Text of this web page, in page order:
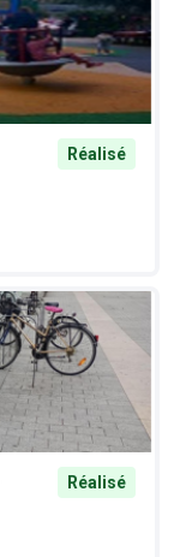
Réalisé
Réalisé